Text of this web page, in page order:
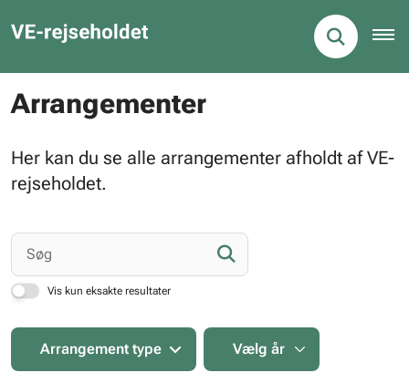
Arrangementer
Her kan du se alle arrangementer afholdt af VE-
rejseholdet.
Vis kun eksakte resultater
Arrangement type